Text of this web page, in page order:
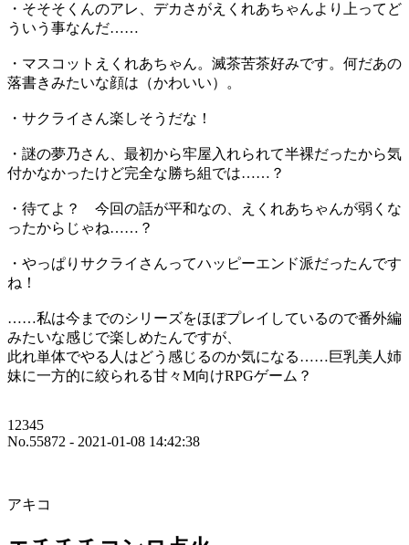
・そそそくんのアレ、デカさがえくれあちゃんより上ってど
ういう事なんだ……
・マスコットえくれあちゃん。滅茶苦茶好みです。何だあの
落書きみたいな顔は（かわいい）。
・サクライさん楽しそうだな！
・謎の夢乃さん、最初から牢屋入れられて半裸だったから気
付かなかったけど完全な勝ち組では……？
・待てよ？ 今回の話が平和なの、えくれあちゃんが弱くな
ったからじゃね……？
・やっぱりサクライさんってハッピーエンド派だったんです
ね！
……私は今までのシリーズをほぼプレイしているので番外編
みたいな感じで楽しめたんですが、
此れ単体でやる人はどう感じるのか気になる……巨乳美人姉
妹に一方的に絞られる甘々M向けRPGゲーム？
12345
No.55872 - 2021-01-08 14:42:38
アキコ